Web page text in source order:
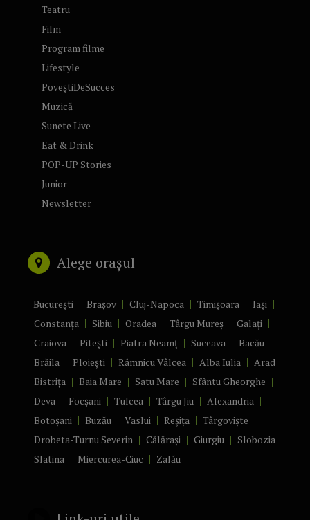
Teatru
Film
Program filme
Lifestyle
PoveștiDeSucces
Muzică
Sunete Live
Eat & Drink
POP-UP Stories
Junior
Newsletter
Alege orașul
București Brașov Cluj-Napoca Timișoara
Iași
Constanța
Sibiu Oradea Târgu Mureș
Galați
Craiova
Pitești Piatra Neamț Suceava
Bacău
Brăila
Ploiești Râmnicu Vâlcea Alba Iulia
Arad
Bistrița
Baia Mare Satu Mare
Sfântu Gheorghe
Deva
Focșani Tulcea Târgu Jiu
Alexandria
Botoșani
Buzău Vaslui Reșița
Târgoviște
Drobeta-Turnu Severin
Călărași Giurgiu
Slobozia
Slatina
Miercurea-Ciuc Zalău